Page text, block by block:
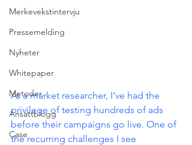
Merkevekstintervju
Pressemelding
Nyheter
Whitepaper
Metoder
Ansattblogg
Case
As a market researcher, I’ve had the
privilege of testing hundreds of ads
before their campaigns go live. One of
the recurring challenges I see